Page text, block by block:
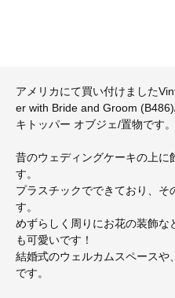
アメリカにて買い付けました
er with Bride and Groom
キトッパー オブジェ/置物です。
昔のウェディングケーキの上
す。
プラスチックでできており、
す。
めずらしく周りにお花の装飾な
も可愛いです！
結婚式のウェルカムスペースや
です。